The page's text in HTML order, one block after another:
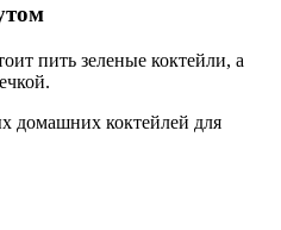
пить зеленые коктейли, а